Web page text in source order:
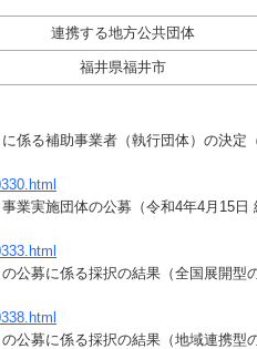
連携する地方公共団体
福井県福井市
係る補助事業者（執行団体）の決定
業実施団体の公募（令和4年4月15日
公募に係る採択の結果（全国展開型
公募に係る採択の結果（地域連携型